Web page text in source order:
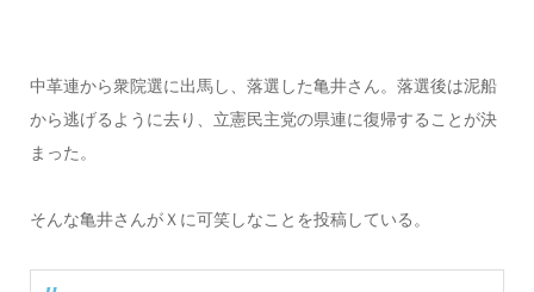
中革連から衆院選に出馬し、落選した亀井さん。落選後は泥船
から逃げるように去り、立憲民主党の県連に復帰することが決
まった。
そんな亀井さんがＸに可笑しなことを投稿している。